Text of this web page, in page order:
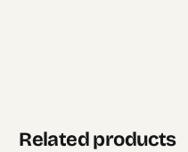
Related products